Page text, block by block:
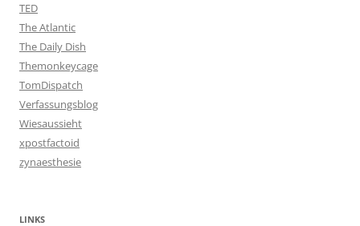
TED
The Atlantic
The Daily Dish
Themonkeycage
TomDispatch
Verfassungsblog
Wiesaussieht
xpostfactoid
zynaesthesie
LINKS